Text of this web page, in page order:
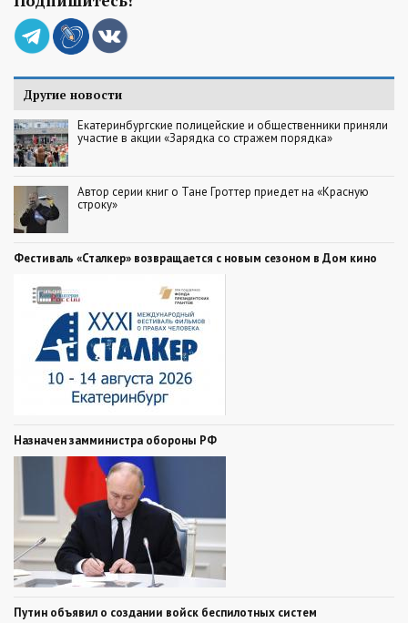
Другие новости
Екатеринбургские полицейские и общественники приняли
участие в акции «Зарядка со стражем порядка»
Автор серии книг о Тане Гроттер приедет на «Красную
строку»
Фестиваль «Сталкер» возвращается с новым сезоном в Дом кино
Назначен замминистра обороны РФ
Путин объявил о создании войск беспилотных систем